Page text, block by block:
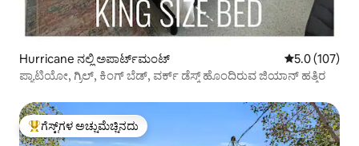
Hurricane ನಲ್ಲಿ ಅಪಾರ್ಟ್‌ಮಂಟ್ 5 ರಲ್ಲಿ 5.0
5.0 (107)
ಪ್ಯಾಟಿಯೋ, ಗ್ರಿಲ್, ಕಿಂಗ್ ಬೆಡ್, ವರ್ಕ್ ಡೆಸ್ಕ್ ಹೊಂದಿರುವ ಜಿಯಾನ್ ಹತ್ತಿರ
ಗೆಸ್ಟ್‌ಗಳಿಗೆ ಅತಿ ಹೆಚ್ಚು ಅಚ್ಚುಮೆಚ್ಚಿನದು
ಗೆಸ್ಟ್‌ಗಳ ಅಚ್ಚುಮೆಚ್ಚಿನದು